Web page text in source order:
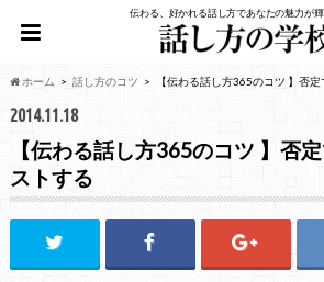
伝わる、好かれる話し方であなたの魅力が輝
ホーム 話し方のコツ 【伝わる話し方365のコツ 】否
2014.11.18
【伝わる話し方365のコツ 】否
ストする